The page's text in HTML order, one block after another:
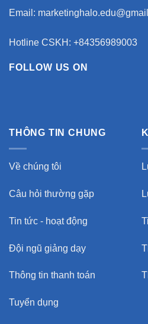
Email:
Hotline CSKH: +84356989003
FOLLOW US ON
THÔNG TIN CHUNG
Về chúng tôi
Câu hỏi thường gặp
Tin tức - hoạt động
Đội ngũ giảng dạy
Thông tin thanh toán
Tuyển dụng